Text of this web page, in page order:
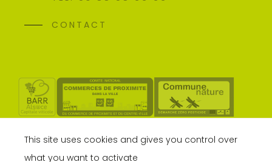
CONTACT
This site uses cookies and gives you control over
what you want to activate